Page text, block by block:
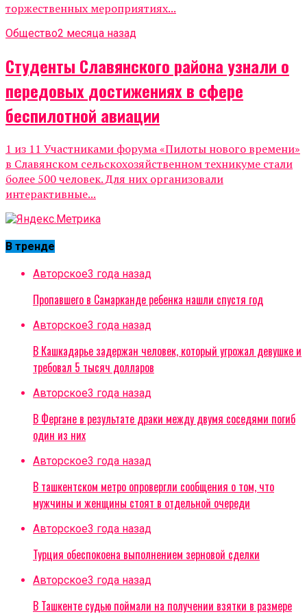
торжественных мероприятиях...
Общество2 месяца назад
Студенты Славянского района узнали о
передовых достижениях в сфере
беспилотной авиации
1 из 11 Участниками форума «Пилоты нового времени»
в Славянском сельскохозяйственном техникуме стали
более 500 человек. Для них организовали
интерактивные...
В тренде
Авторское3 года назад
Пропавшего в Самарканде ребенка нашли спустя год
Авторское3 года назад
В Кашкадарье задержан человек, который угрожал девушке и
требовал 5 тысяч долларов
Авторское3 года назад
В Фергане в результате драки между двумя соседями погиб
один из них
Авторское3 года назад
В ташкентском метро опровергли сообщения о том, что
мужчины и женщины стоят в отдельной очереди
Авторское3 года назад
Турция обеспокоена выполнением зерновой сделки
Авторское3 года назад
В Ташкенте судью поймали на получении взятки в размере